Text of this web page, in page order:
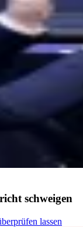
schweigen
lassen